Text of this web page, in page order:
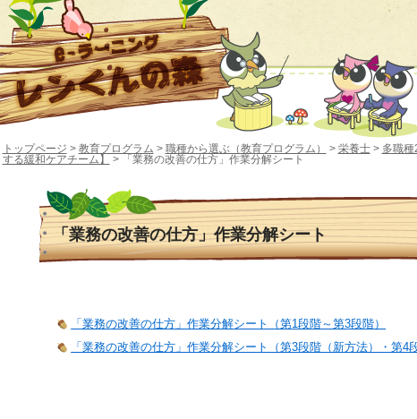
トップページ > 教育プログラム > 職種から選ぶ（教育プログラム） > 栄養士> 多職種
する緩和ケアチーム】
> 「業務の改善の仕方」作業分解シート
「業務の改善の仕方」作業分解シート
「業務の改善の仕方」作業分解シート（第1段階～第3段階）
「業務の改善の仕方」作業分解シート（第3段階（新方法）・第4